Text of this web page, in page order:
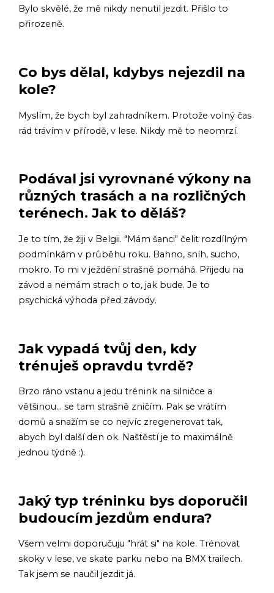
Bylo skvělé, že mě nikdy nenutil jezdit. Přišlo to
přirozeně.
Co bys dělal, kdybys nejezdil na
kole?
Myslím, že bych byl zahradníkem. Protože volný čas
rád trávím v přírodě, v lese. Nikdy mě to neomrzí.
Podával jsi vyrovnané výkony na
různých trasách a na rozličných
terénech. Jak to děláš?
Je to tím, že žiji v Belgii. "Mám šanci" čelit rozdílným
podmínkám v průběhu roku. Bahno, sníh, sucho,
mokro. To mi v ježdění strašně pomáhá. Přijedu na
závod a nemám strach o to, jak bude. Je to
psychická výhoda před závody.
Jak vypadá tvůj den, kdy
trénuješ opravdu tvrdě?
Brzo ráno vstanu a jedu trénink na silničce a
většinou... se tam strašně zničím. Pak se vrátím
domů a snažím se co nejvíc zregenerovat tak,
abych byl další den ok. Naštěstí je to maximálně
jednou týdně :).
Jaký typ tréninku bys doporučil
budoucím jezdům endura?
Všem velmi doporučuju "hrát si" na kole. Trénovat
skoky v lese, ve skate parku nebo na BMX trailech.
Tak jsem se naučil jezdit já.